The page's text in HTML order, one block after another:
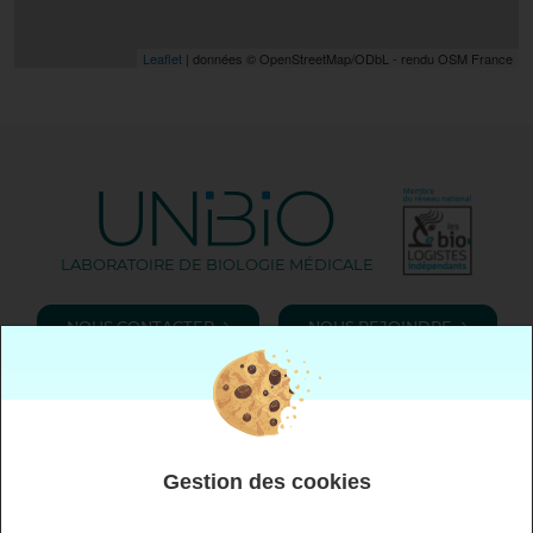
Leaflet | données © OpenStreetMap/ODbL - rendu OSM France
LABORATOIRE DE BIOLOGIE MÉDICALE
NOUS CONTACTER NOUS REJOINDRE
Gestion des cookies